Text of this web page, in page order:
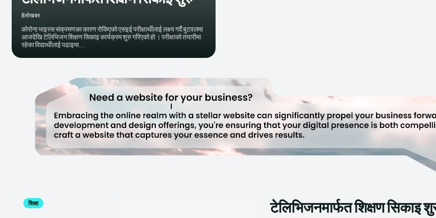
हेलाेखबर
कोरोना भाइरस संक्रमणका कारण रोकिएको एसइई परीक्षार्थीलाई लक्ष्य गर्दै बुटवलमा
आजदेखि टेलिभिजन शिक्षण सिकाइ कार्यक्रम शुरु गरिएको हाे । परीक्षाको तयारीमा
रहेका विद्यार्थीलाई पढाइमा...
शिक्षा टेलिभिजनमार्फत शिक्षण सिकाइ